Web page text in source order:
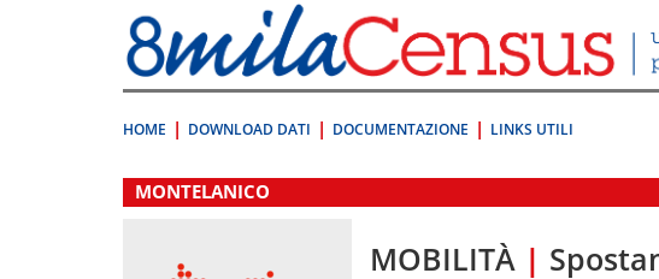
direttamente
a:
Contenuto
HOME DOWNLOAD DATI DOCUMENTAZIONE LINKS UTILI
.
MONTELANICO
MOBILITÀ |